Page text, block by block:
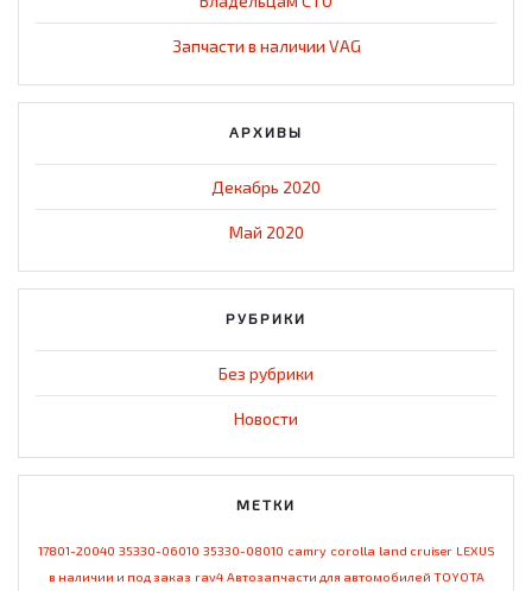
Запчасти в наличии VAG
АРХИВЫ
Декабрь 2020
Май 2020
РУБРИКИ
Без рубрики
Новости
МЕТКИ
17801-20040 35330-06010 35330-08010 camry corolla land cruiser LEXUS
в наличии и под заказ rav4 Автозапчасти для автомобилей TOYOTA